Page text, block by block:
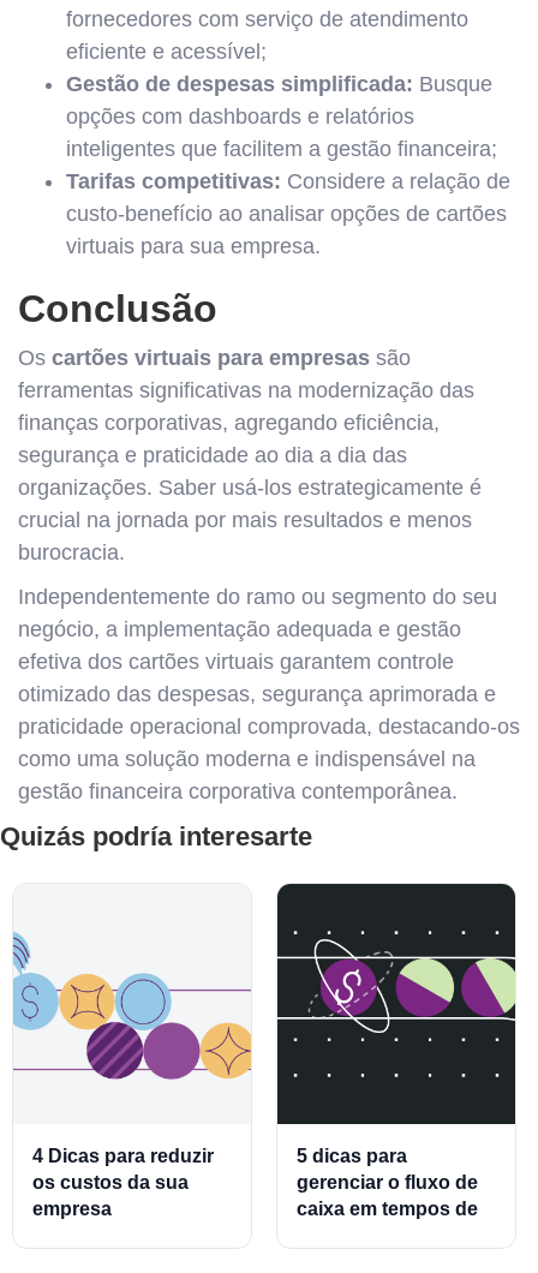
fornecedores com serviço de atendimento
eficiente e acessível;
Gestão de despesas simplificada: Busque
opções com dashboards e relatórios
inteligentes que facilitem a gestão financeira;
Tarifas competitivas: Considere a relação de
custo-benefício ao analisar opções de cartões
virtuais para sua empresa.
Conclusão
Os cartões virtuais para empresas são
ferramentas significativas na modernização das
finanças corporativas, agregando eficiência,
segurança e praticidade ao dia a dia das
organizações. Saber usá-los estrategicamente é
crucial na jornada por mais resultados e menos
burocracia.
Independentemente do ramo ou segmento do seu
negócio, a implementação adequada e gestão
efetiva dos cartões virtuais garantem controle
otimizado das despesas, segurança aprimorada e
praticidade operacional comprovada, destacando-os
como uma solução moderna e indispensável na
gestão financeira corporativa contemporânea.
Quizás podría interesarte
4 Dicas para reduzir
os custos da sua
empresa
5 dicas para
gerenciar o fluxo de
caixa em tempos de